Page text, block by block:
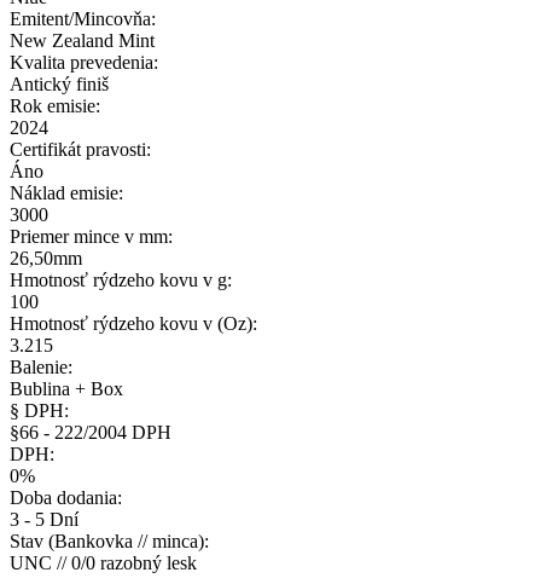
Emitent/Mincovňa:
New Zealand Mint
Kvalita prevedenia:
Antický finiš
Rok emisie:
2024
Certifikát pravosti:
Áno
Náklad emisie:
3000
Priemer mince v mm:
26,50mm
Hmotnosť rýdzeho kovu v g:
100
Hmotnosť rýdzeho kovu v (Oz):
3.215
Balenie:
Bublina + Box
§ DPH:
§66 - 222/2004 DPH
DPH:
0%
Doba dodania:
3 - 5 Dní
Stav (Bankovka // minca):
UNC // 0/0 razobný lesk